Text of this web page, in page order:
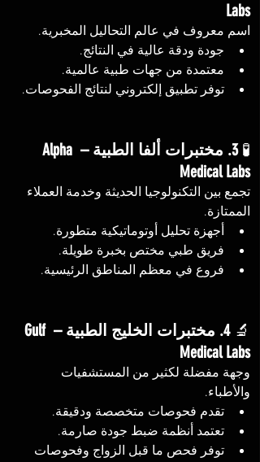
Labs
اسم معروف في عالم التحاليل المخبرية.
جودة ودقة عالية في النتائج.
معتمدة من جهات طبية عالمية.
توفر تطبيق إلكتروني لنتائج الفحوصات.
🧪
3. مختبرات ألفا الطبية – Alpha
Medical Labs
تجمع بين التكنولوجيا الحديثة وخدمة العملاء
الممتازة.
أجهزة تحليل أوتوماتيكية متطورة.
فريق طبي مختص بخبرة طويلة.
فروع في معظم المناطق الرئيسية.
🔬
4. مختبرات الخليج الطبية – Gulf
Medical Labs
وجهة مفضلة لكثير من المستشفيات
والأطباء.
تقدم فحوصات متخصصة ودقيقة.
تعتمد أنظمة ضبط جودة صارمة.
توفر فحص ما قبل الزواج وفحوصات